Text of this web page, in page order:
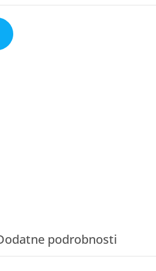
podrobnosti